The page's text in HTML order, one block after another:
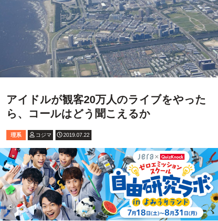
アイドルが観客20万人のライブをやった
ら、コールはどう聞こえるか
理系 コジマ 2019.07.22